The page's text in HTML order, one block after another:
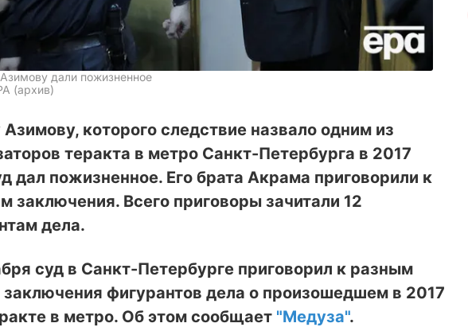
дали пожизненное
(архив)
которого следствие назвало одним из
теракта в метро Санкт-Петербурга в 2017
дал пожизненное. Его брата Акрама приговорили к
заключения. Всего приговоры зачитали 12
дела.
суд в Санкт-Петербурге приговорил к разным
фигурантов дела о произошедшем в 2017
в метро. Об этом сообщает "Медуза".